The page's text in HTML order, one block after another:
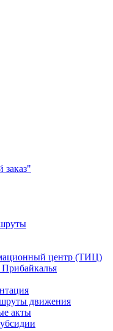
центр (ТИЦ)
движения
акты